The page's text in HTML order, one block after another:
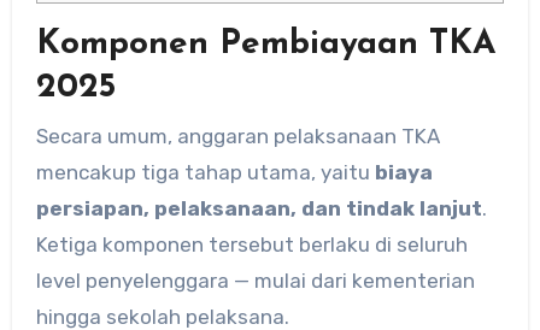
Komponen Pembiayaan TKA
2025
Secara umum, anggaran pelaksanaan TKA
mencakup tiga tahap utama, yaitu biaya
persiapan, pelaksanaan, dan tindak lanjut.
Ketiga komponen tersebut berlaku di seluruh
level penyelenggara — mulai dari kementerian
hingga sekolah pelaksana.